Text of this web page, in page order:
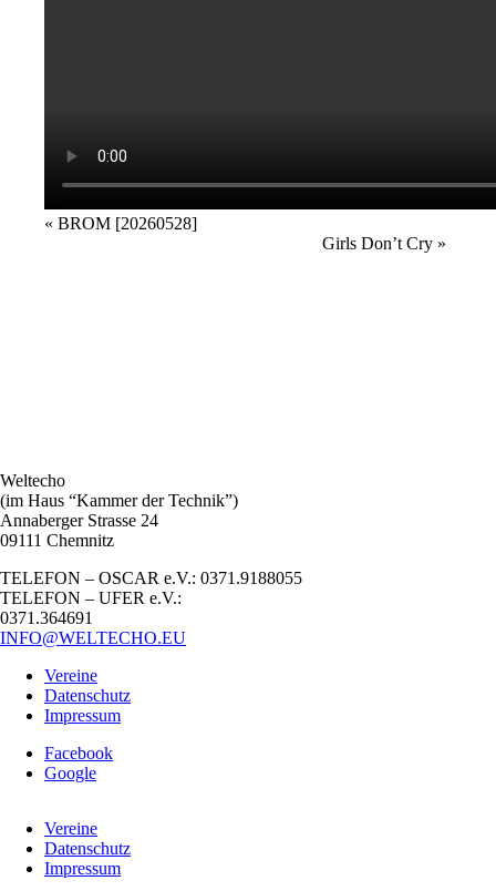
Veranstaltung
« BROM [20260528]
Girls Don’t Cry »
Weltecho
(im Haus “Kammer der Technik”)
Annaberger Strasse 24
09111 Chemnitz
TELEFON – OSCAR e.V.: 0371.9188055
TELEFON – UFER e.V.:
0371.364691
INFO@WELTECHO.EU
Vereine
Datenschutz
Impressum
Facebook
Google
Vereine
Datenschutz
Impressum